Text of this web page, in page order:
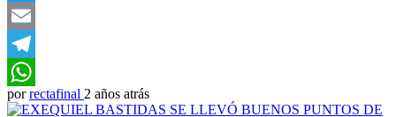
Twitter
Email
Telegram
WhatsApp
por rectafinal 2 años atrás